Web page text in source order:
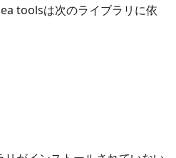
toolsは次のライブラリに依